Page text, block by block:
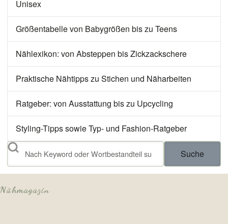
Unisex
Größentabelle von Babygrößen bis zu Teens
Nählexikon: von Absteppen bis Zickzackschere
Praktische Nähtipps zu Stichen und Näharbeiten
Ratgeber: von Ausstattung bis zu Upcycling
Styling-Tipps sowie Typ- und Fashion-Ratgeber
Suche
Nähmagazin